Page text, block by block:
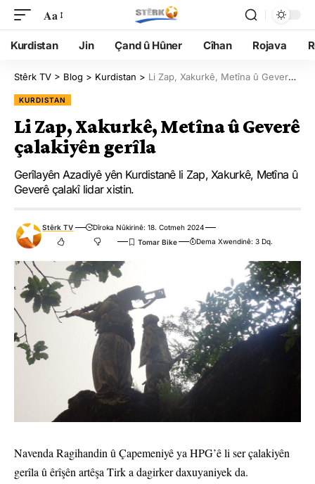
Aa
Kurdistan Jin Çand û Hûner Cîhan Rojava
Stêrk TV > Blog > Kurdistan > Li Zap, Xakurkê, Metîna û Geverê çalakiyên gerîla
KURDISTAN
Li Zap, Xakurkê, Metîna û Geverê
çalakiyên gerîla
Gerîlayên Azadiyê yên Kurdistanê li Zap, Xakurkê, Metîna û
Geverê çalakî lidar xistin.
Stêrk TV
Dîroka Nûkirinê: 18. Cotmeh 2024
Dema Xwendinê: 3 Dq.
Navenda Ragihandin û Çapemeniyê ya HPG’ê li ser çalakiyên
gerîla û êrîşên artêşa Tirk a dagirker daxuyaniyek da.